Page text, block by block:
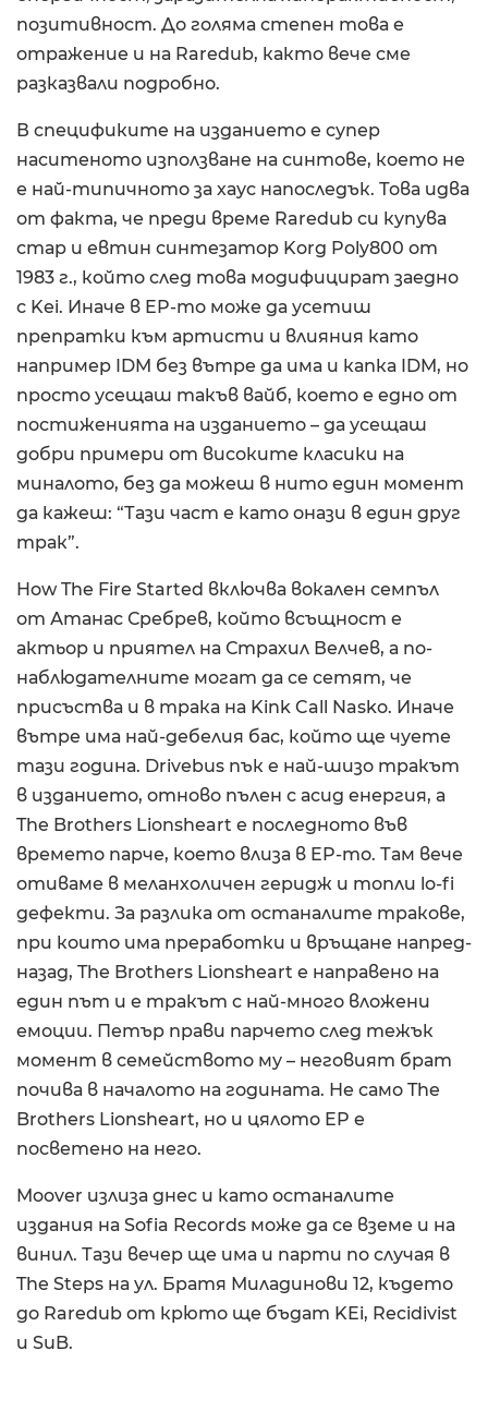
позитивност. До голяма степен това е
отражение и на Raredub, както вече сме
разказвали подробно.
В спецификите на изданието е супер
наситеното използване на синтове, което не
е най-типичното за хаус напоследък. Това идва
от факта, че преди време Raredub си купува
стар и евтин синтезатор Korg Poly800 от
1983 г., който след това модифицират заедно
с Kei. Иначе в EP-то може да усетиш
препратки към артисти и влияния като
например IDM без вътре да има и капка IDM, но
просто усещаш такъв вайб, което е едно от
постиженията на изданието – да усещаш
добри примери от високите класики на
миналото, без да можеш в нито един момент
да кажеш: “Тази част е като онази в един друг
трак”.
How The Fire Started включва вокален семпъл
от Атанас Сребрев, който всъщност е
актьор и приятел на Страхил Велчев, а по-
наблюдателните могат да се сетят, че
присъства и в трака на Kink Call Nasko. Иначе
вътре има най-дебелия бас, който ще чуете
тази година. Drivebus пък е най-шизо тракът
в изданието, отново пълен с асид енергия, а
The Brothers Lionsheart е последното във
времето парче, което влиза в EP-то. Там вече
отиваме в меланхоличен геридж и топли lo-fi
дефекти. За разлика от останалите тракове,
при които има преработки и връщане напред-
назад, The Brothers Lionsheart е направено на
един път и е тракът с най-много вложени
емоции. Петър прави парчето след тежък
момент в семейството му – неговият брат
почива в началото на годината. Не само The
Brothers Lionsheart, но и цялото EP е
посветено на него.
Moover излиза днес и като останалите
издания на Sofia Records може да се вземе и на
винил. Тази вечер ще има и парти по случая в
The Steps на ул. Братя Миладинови 12, където
до Raredub от крюто ще бъдат KEi, Recidivist
и SuB.